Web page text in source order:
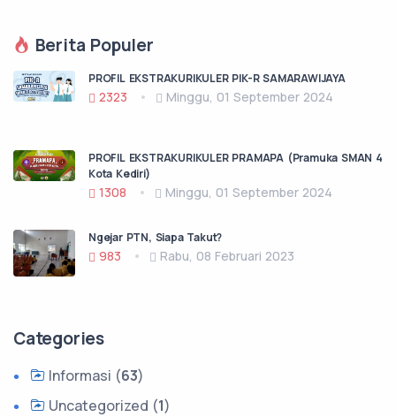
Berita Populer
PROFIL EKSTRAKURIKULER PIK-R SAMARAWIJAYA
2323 Minggu, 01 September 2024
PROFIL EKSTRAKURIKULER PRAMAPA (Pramuka SMAN 4
Kota Kediri)
1308 Minggu, 01 September 2024
Ngejar PTN, Siapa Takut?
983 Rabu, 08 Februari 2023
Categories
Informasi (63)
Uncategorized (1)